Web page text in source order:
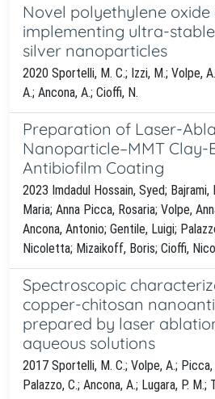
Novel polyethylene oxide
implementing ultra-
silver nanoparticles
2020 Sportelli, M. C.; Izzi, M.; Volpe,
A.; Ancona, A.; Cioffi, N.
Preparation of Laser-
Nanoparticle–MMT Clay-
Antibiofilm Coating
2023 Imdadul Hossain, Syed; Bajrami,
Maria; Anna Picca, Rosaria; Volpe,
Ancona, Antonio; Gentile, Luigi;
Nicoletta; Mizaikoff, Boris; Cioffi,
Spectroscopic
copper-chitosan
prepared by laser
aqueous solutions
2017 Sportelli, M. C.; Volpe, A.; Picca,
Palazzo, C.; Ancona, A.; Lugara, P. M.;